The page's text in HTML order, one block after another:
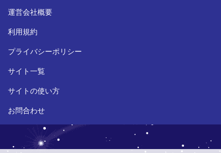
運営会社概要
利用規約
プライバシーポリシー
サイト一覧
サイトの使い方
お問合わせ